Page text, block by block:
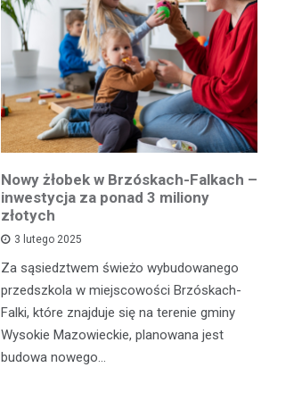
Nowy żłobek w Brzóskach-Falkach –
inwestycja za ponad 3 miliony
złotych
3 lutego 2025
Za sąsiedztwem świeżo wybudowanego
przedszkola w miejscowości Brzóskach-
Falki, które znajduje się na terenie gminy
Wysokie Mazowieckie, planowana jest
budowa nowego…